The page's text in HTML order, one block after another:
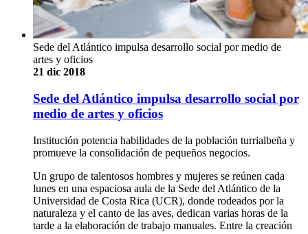
Sede del Atlántico impulsa desarrollo social por medio de
artes y oficios
21 dic 2018
Sede del Atlántico impulsa desarrollo social por
medio de artes y oficios
Institución potencia habilidades de la población turrialbeña y
promueve la consolidación de pequeños negocios.
Un grupo de talentosos hombres y mujeres se reúnen cada
lunes en una espaciosa aula de la Sede del Atlántico de la
Universidad de Costa Rica (UCR), donde rodeados por la
naturaleza y el canto de las aves, dedican varias horas de la
tarde a la elaboración de trabajo manuales. Entre la creación